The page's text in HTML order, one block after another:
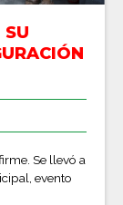
SU
Se llevó a
evento